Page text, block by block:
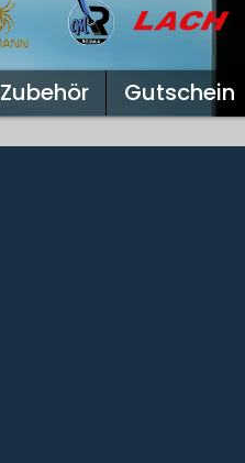
Zubehör Gutschein